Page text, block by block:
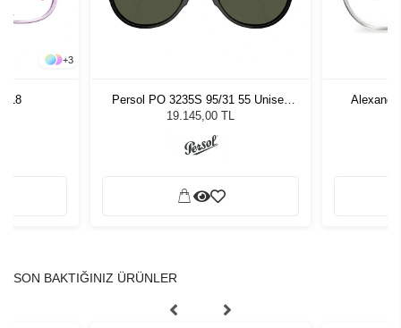
+3
Persol PO 3235S 95/31 55 Unisex
Güneş Gözlüğü
19.145,00 TL
SON BAKTIĞINIZ ÜRÜNLER